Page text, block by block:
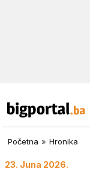
Početna » Hronika
23. Juna 2026.